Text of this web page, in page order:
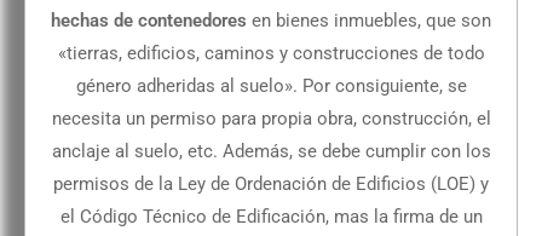
hechas de contenedores en bienes inmuebles, que son
«tierras, edificios, caminos y construcciones de todo
género adheridas al suelo». Por consiguiente, se
necesita un permiso para propia obra, construcción, el
anclaje al suelo, etc. Además, se debe cumplir con los
permisos de la Ley de Ordenación de Edificios (LOE) y
el Código Técnico de Edificación, mas la firma de un